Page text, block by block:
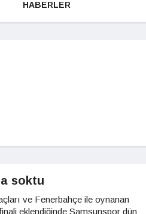
HABERLER
soktu
ve Fenerbahçe ile oynanan
eklendiğinde Samsunspor dün